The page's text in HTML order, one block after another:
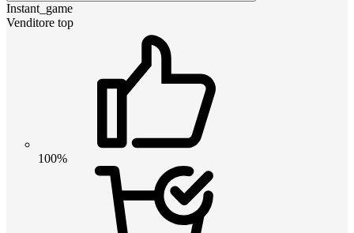
Instant_game
Venditore top
100%